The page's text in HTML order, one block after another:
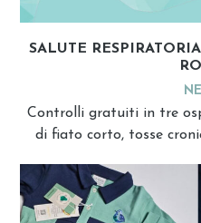
SALUTE
Controlli gratuiti in tre
di fiato corto, tosse